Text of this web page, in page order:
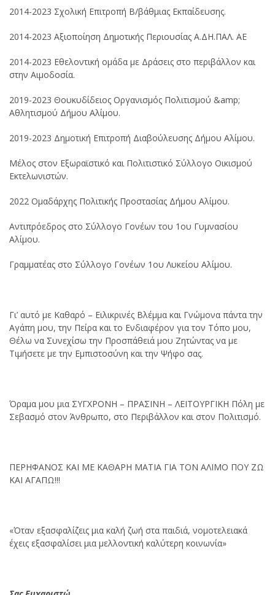
2014-2023 Σχολική Επιτροπή Β/βάθμιας Εκπαίδευσης.
2014-2023 Αξιοποίηση Δημοτικής Περιουσίας Α.ΔΗ.ΠΑΛ. ΑΕ
2014-2023 Εθελοντική ομάδα με Δράσεις στο περιβάλλον και
στην Αιμοδοσία.
2019-2023 Θουκυδίδειος Οργανισμός Πολιτισμού &amp;
Αθλητισμού Δήμου Αλίμου.
2019-2023 Δημοτική Επιτροπή Διαβούλευσης Δήμου Αλίμου.
Μέλος στον Εξωραϊστικό και Πολιτιστικό Σύλλογο Οικισμού
Εκτελωνιστών.
2022 Ομαδάρχης Πολιτικής Προστασίας Δήμου Αλίμου.
Αντιπρόεδρος στο Σύλλογο Γονέων του 1ου Γυμνασίου
Αλίμου.
Γραμματέας στο Σύλλογο Γονέων 1ου Λυκείου Αλίμου.
Γι’ αυτό με Καθαρό – Ειλικρινές Βλέμμα και Γνώμονα πάντα την
Αγάπη μου, την Πείρα και το Ενδιαφέρον για τον Τόπο μου,
Θέλω να Συνεχίσω την Προσπάθειά μου Ζητώντας να με
Τιμήσετε με την Εμπιστοσύνη και την Ψήφο σας.
Όραμα μου μια ΣΥΓΧΡΟΝΗ – ΠΡΑΣΙΝΗ – ΛΕΙΤΟΥΡΓΙΚΗ Πόλη με
Σεβασμό στον Άνθρωπο, στο Περιβάλλον και στον Πολιτισμό.
ΠΕΡΗΦΑΝΟΣ ΚΑΙ ΜΕ ΚΑΘΑΡΗ ΜΑΤΙΑ ΓΙΑ ΤΟΝ ΑΛΙΜΟ ΠΟΥ ΖΩ
ΚΑΙ ΑΓΑΠΩ!!!
«Όταν εξασφαλίζεις μια καλή ζωή στα παιδιά, νομοτελειακά
έχεις εξασφαλίσει μια μελλοντική καλύτερη κοινωνία»